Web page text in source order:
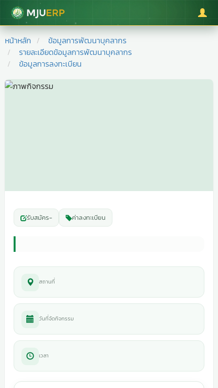
มหาวิทยาลัยแม่โจ้
หน้าหลัก
ข้อมูลการพัฒนาบุคลากร
รายละเอียดข้อมูลการพัฒนาบุคลากร
ข้อมูลการลงทะเบียน
รับสมัคร- ค่าลงทะเบียน
สถานที่
วันที่จัดกิจกรรม
เวลา